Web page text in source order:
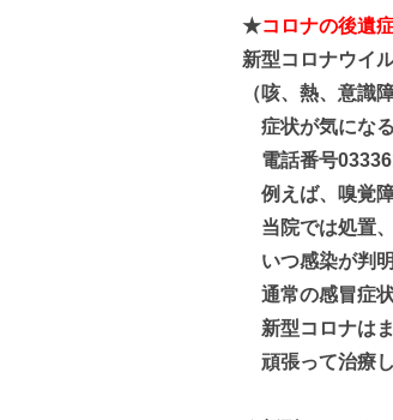
★コロナの後遺
新型コロナウイ
（咳、熱、意識
症状が気になる
電話番号
例えば、嗅覚障
当院では処置
いつ感染が判明
通常の感冒症状
新型コロナはま
頑張って治療し